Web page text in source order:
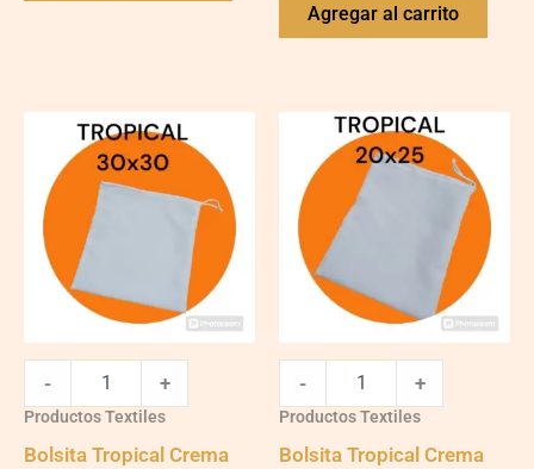
Agregar al carrito
Tropical
Crema
30x30
quantity
- +
Productos Textiles
Bolsita Tropical Crema
Tropical
Crema
20x25
quantity
- +
Productos Textiles
Bolsita Tropical Crema